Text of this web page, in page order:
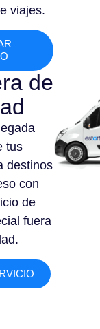
viajes.
de
tus
destinos
con
de
fuera